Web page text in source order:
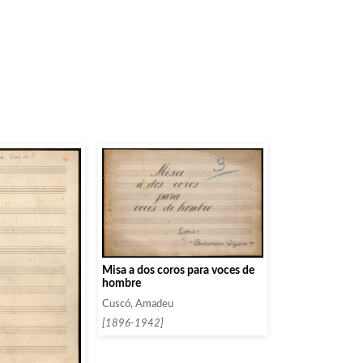
Misa a dos coros para voces de
hombre
Cuscó, Amadeu
[1896-1942]